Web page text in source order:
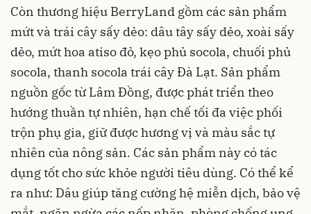
Còn thương hiệu BerryLand gồm các sản phẩm
mứt và trái cây sấy dẻo: dâu tây sấy dẻo, xoài sấy
dẻo, mứt hoa atiso đỏ, kẹo phủ socola, chuối phủ
socola, thanh socola trái cây Đà Lạt. Sản phẩm
nguồn gốc từ Lâm Đồng, được phát triển theo
hướng thuần tự nhiên, hạn chế tối đa việc phối
trộn phụ gia, giữ được hương vị và màu sắc tự
nhiên của nông sản. Các sản phẩm này có tác
dụng tốt cho sức khỏe người tiêu dùng. Có thể kể
ra như: Dâu giúp tăng cường hệ miễn dịch, bảo vệ